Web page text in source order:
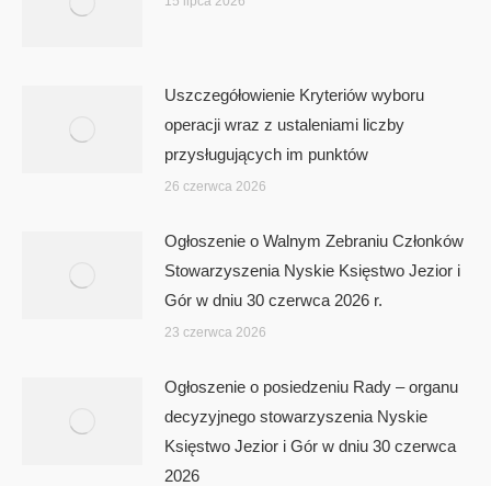
Uszczegółowienie Kryteriów wyboru
operacji wraz z ustaleniami liczby
przysługujących im punktów
26 czerwca 2026
Ogłoszenie o Walnym Zebraniu Członków
Stowarzyszenia Nyskie Księstwo Jezior i
Gór w dniu 30 czerwca 2026 r.
23 czerwca 2026
Ogłoszenie o posiedzeniu Rady – organu
decyzyjnego stowarzyszenia Nyskie
Księstwo Jezior i Gór w dniu 30 czerwca
2026